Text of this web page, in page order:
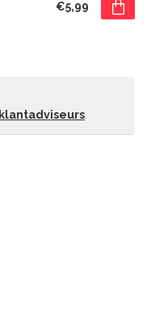
€5,99
klantadviseurs